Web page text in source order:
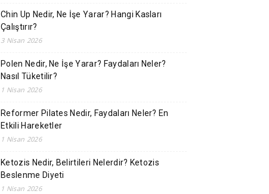
Chin Up Nedir, Ne İşe Yarar? Hangi Kasları
Çalıştırır?
3 Nisan 2026
Polen Nedir, Ne İşe Yarar? Faydaları Neler?
Nasıl Tüketilir?
1 Nisan 2026
Reformer Pilates Nedir, Faydaları Neler? En
Etkili Hareketler
1 Nisan 2026
Ketozis Nedir, Belirtileri Nelerdir? Ketozis
Beslenme Diyeti
1 Nisan 2026